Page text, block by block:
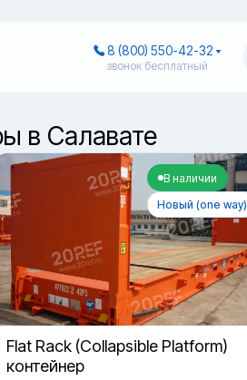
8 (800) 550-42-32
звонок бесплатный
в Салавате
В наличии
Новый (one way)
Flat Rack (Collapsible Platform)
контейнер